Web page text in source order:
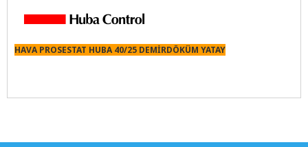
HAVA PROSESTAT HUBA 40/25 DEMİRDÖKÜM YATAY